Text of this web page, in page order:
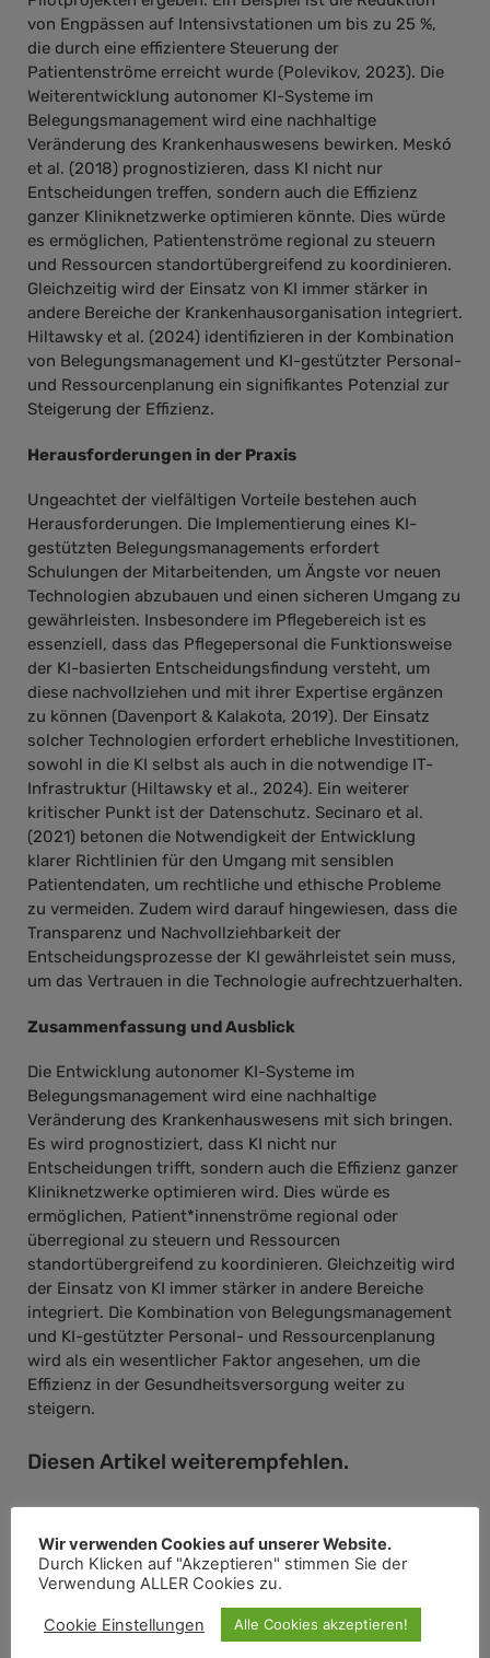
von Engpässen auf Intensivstationen um bis zu 25 %,
die durch eine effizientere Steuerung der
Patientenströme erreicht wurde (Polevikov, 2023). Die
Weiterentwicklung autonomer KI-Systeme im
Belegungsmanagement wird eine nachhaltige
Veränderung des Krankenhauswesens bewirken. Meskó
et al. (2018) prognostizieren, dass KI nicht nur
Entscheidungen treffen, sondern auch die Effizienz
ganzer Kliniknetzwerke optimieren könnte. Dies würde
es ermöglichen, Patientenströme regional zu steuern
und Ressourcen standortübergreifend zu koordinieren.
Gleichzeitig wird der Einsatz von KI immer stärker in
andere Bereiche der Krankenhausorganisation integriert.
Hiltawsky et al. (2024) identifizieren in der Kombination
von Belegungsmanagement und KI-gestützter Personal-
und Ressourcenplanung ein signifikantes Potenzial zur
Steigerung der Effizienz.
Herausforderungen in der Praxis
Ungeachtet der vielfältigen Vorteile bestehen auch
Herausforderungen. Die Implementierung eines KI-
gestützten Belegungsmanagements erfordert
Schulungen der Mitarbeitenden, um Ängste vor neuen
Technologien abzubauen und einen sicheren Umgang zu
gewährleisten. Insbesondere im Pflegebereich ist es
essenziell, dass das Pflegepersonal die Funktionsweise
der KI-basierten Entscheidungsfindung versteht, um
diese nachvollziehen und mit ihrer Expertise ergänzen
zu können (Davenport & Kalakota, 2019). Der Einsatz
solcher Technologien erfordert erhebliche Investitionen,
sowohl in die KI selbst als auch in die notwendige IT-
Infrastruktur (Hiltawsky et al., 2024). Ein weiterer
kritischer Punkt ist der Datenschutz. Secinaro et al.
(2021) betonen die Notwendigkeit der Entwicklung
klarer Richtlinien für den Umgang mit sensiblen
Patientendaten, um rechtliche und ethische Probleme
zu vermeiden. Zudem wird darauf hingewiesen, dass die
Transparenz und Nachvollziehbarkeit der
Entscheidungsprozesse der KI gewährleistet sein muss,
um das Vertrauen in die Technologie aufrechtzuerhalten.
Zusammenfassung und Ausblick
Die Entwicklung autonomer KI-Systeme im
Belegungsmanagement wird eine nachhaltige
Veränderung des Krankenhauswesens mit sich bringen.
Es wird prognostiziert, dass KI nicht nur
Entscheidungen trifft, sondern auch die Effizienz ganzer
Kliniknetzwerke optimieren wird. Dies würde es
ermöglichen, Patient*innenströme regional oder
überregional zu steuern und Ressourcen
standortübergreifend zu koordinieren. Gleichzeitig wird
der Einsatz von KI immer stärker in andere Bereiche
integriert. Die Kombination von Belegungsmanagement
und KI-gestützter Personal- und Ressourcenplanung
wird als ein wesentlicher Faktor angesehen, um die
Effizienz in der Gesundheitsversorgung weiter zu
steigern.
Diesen Artikel weiterempfehlen.
LITERATUR
Davenport, T., & Kalakota, R. (2019).
The potential for
Wir verwenden Cookies auf unserer Website.
Durch Klicken auf "Akzeptieren" stimmen Sie der
Verwendung ALLER Cookies zu.
Cookie Einstellungen Alle Cookies akzeptieren!